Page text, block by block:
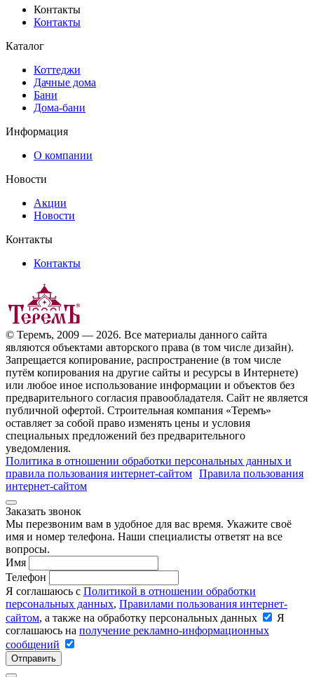
Контакты
Контакты
Каталог
Коттеджи
Дачные дома
Бани
Дома-бани
Информация
О компании
Новости
Акции
Новости
Контакты
Контакты
© Теремъ, 2009 — 2026. Все материалы данного сайта
являются объектами авторского права (в том числе дизайн).
Запрещается копирование, распространение (в том числе
путём копирования на другие сайты и ресурсы в Интернете)
или любое иное использование информации и объектов без
предварительного согласия правообладателя. Cайт не является
публичной офертой. Строительная компания «Теремъ»
оставляет за собой право изменять цены и условия
специальных предложений без предварительного
уведомления.
Политика в отношении обработки персональных данных и
правила пользования интернет-сайтом Правила пользования
интернет-сайтом
Заказать звонок
Мы перезвоним вам в удобное для вас время. Укажите своё
имя и номер телефона. Наши специалисты ответят на все
вопросы.
Имя
Телефон
Я соглашаюсь с Политикой в отношении обработки
персональных данных, Правилами пользования интернет-
сайтом, а также на обработку персональных данных
Я
соглашаюсь на получение рекламно-информационных
сообщений
Отправить